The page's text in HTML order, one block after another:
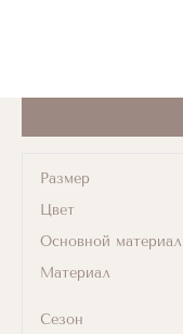
Размер
Цвет
Основной материал
Материал
Сезон